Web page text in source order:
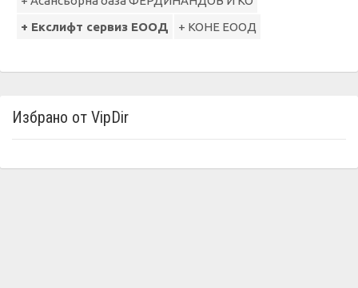
+ Екслифт сервиз ЕООД
+ КОНЕ ЕООД
Избрано от VipDir